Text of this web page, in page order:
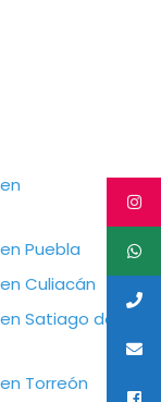
Puebla
Culiacán
Satiago de
Torreón